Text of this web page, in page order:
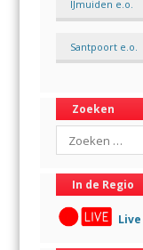
IJmuiden e.o.
Santpoort e.o.
Zoeken
Search
In de Regio
Live